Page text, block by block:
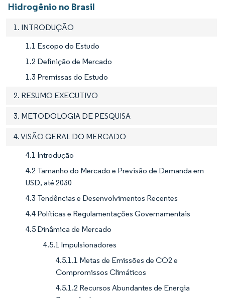
Hidrogênio no Brasil
1. INTRODUÇÃO
1.1 Escopo do Estudo
1.2 Definição de Mercado
1.3 Premissas do Estudo
2. RESUMO EXECUTIVO
3. METODOLOGIA DE PESQUISA
4. VISÃO GERAL DO MERCADO
4.1 Introdução
4.2 Tamanho do Mercado e Previsão de Demanda em
USD, até 2030
4.3 Tendências e Desenvolvimentos Recentes
4.4 Políticas e Regulamentações Governamentais
4.5 Dinâmica de Mercado
4.5.1 Impulsionadores
4.5.1.1 Metas de Emissões de CO2 e
Compromissos Climáticos
4.5.1.2 Recursos Abundantes de Energia